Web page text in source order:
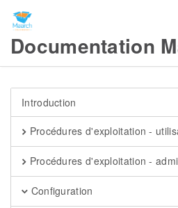
Documentation
Introduction
Procédures d'exploitation -
Procédures d'exploitation -
Configuration